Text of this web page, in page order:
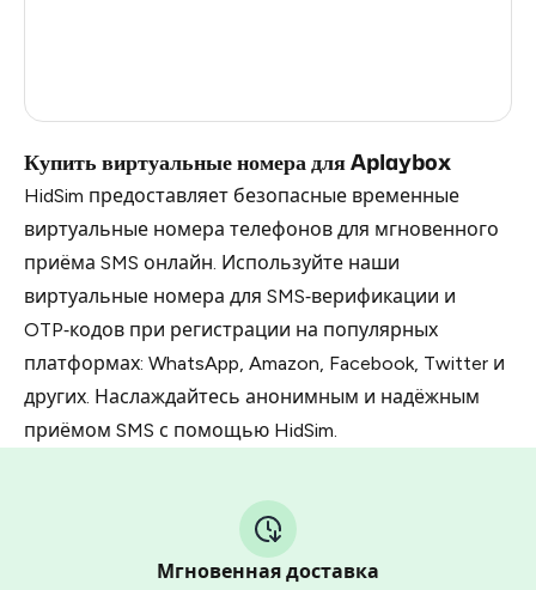
Купить виртуальные номера для Aplaybox
HidSim предоставляет безопасные временные
виртуальные номера телефонов для мгновенного
приёма SMS онлайн. Используйте наши
виртуальные номера для SMS‑верификации и
OTP‑кодов при регистрации на популярных
платформах: WhatsApp, Amazon, Facebook, Twitter и
других. Наслаждайтесь анонимным и надёжным
приёмом SMS с помощью HidSim.
Мгновенная доставка